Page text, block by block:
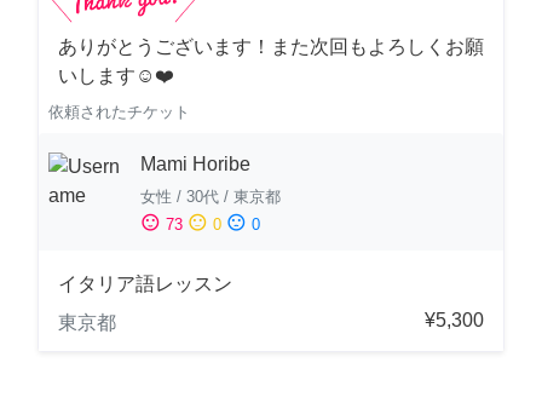
ありがとうございます！また次回もよろしくお願
いします☺️❤️
依頼されたチケット
Mami Horibe
女性 / 30代 / 東京都
sentiment_satisfied 73 sentiment_neutral 0 sentiment_dissatisfied 0
イタリア語レッスン
東京都
¥5,300